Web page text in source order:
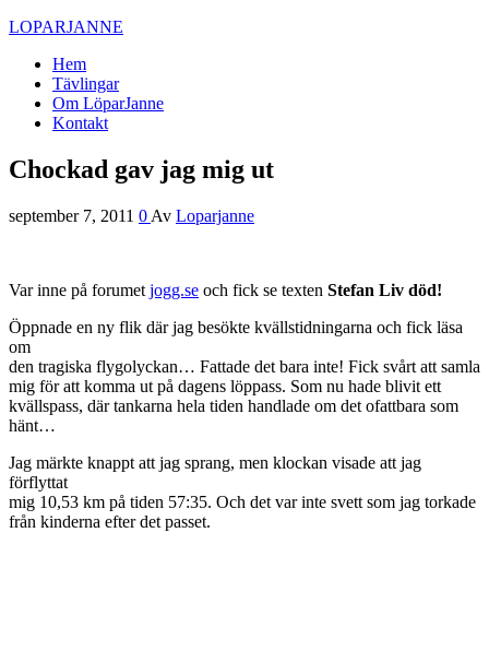
LOPARJANNE
Hem
Tävlingar
Om LöparJanne
Kontakt
Chockad gav jag mig ut
september 7, 2011 0 Av Loparjanne
Var inne på forumet jogg.se och fick se texten Stefan Liv död!
Öppnade en ny flik där jag besökte kvällstidningarna och fick läsa
om
den tragiska flygolyckan… Fattade det bara inte! Fick svårt att samla
mig för att komma ut på dagens löppass. Som nu hade blivit ett
kvällspass, där tankarna hela tiden handlade om det ofattbara som
hänt…
Jag märkte knappt att jag sprang, men klockan visade att jag
förflyttat
mig 10,53 km på tiden 57:35. Och det var inte svett som jag torkade
från kinderna efter det passet.